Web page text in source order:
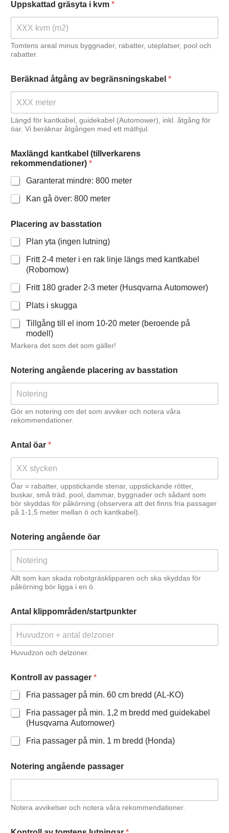
Uppskattad gräsyta i kvm *
Tomtens areal minus byggnader, rabatter, uteplatser, pool och
rabatter.
Beräknad åtgång av begränsningskabel *
Längd för kantkabel, guidekabel (Automower), inkl. åtgång för
öar. Vi beräknar åtgången med ett mäthjul.
Maxlängd kantkabel (tillverkarens
rekommendationer) *
Garanterat mindre: 800 meter
Kan gå över: 800 meter
Placering av basstation
Plan yta (ingen lutning)
Fritt 2-4 meter i en rak linje längs med kantkabel
(Robomow)
Fritt 180 grader 2-3 meter (Husqvarna Automower)
Plats i skugga
Tillgång till el inom 10-20 meter (beroende på
modell)
Markera det som det som gäller!
Notering angående placering av basstation
Gör en notering om det som avviker och notera våra
rekommendationer.
Antal öar *
Öar = rabatter, uppstickande stenar, uppstickande rötter,
buskar, små träd, pool, dammar, byggnader och sådant som
bör skyddas för påkörning (observera att det finns fria passager
på 1-1,5 meter mellan ö och kantkabel).
Notering angående öar
Allt som kan skada robotgräsklipparen och ska skyddas för
påkörning bör ligga i en ö.
Antal klippområden/startpunkter
Huvudzon och delzoner.
Kontroll av passager *
Fria passager på min. 60 cm bredd (AL-KO)
Fria passager på min. 1,2 m bredd med guidekabel
(Husqvarna Automower)
Fria passager på min. 1 m bredd (Honda)
Notering angående passager
Notera avvikelser och notera våra rekommendationer.